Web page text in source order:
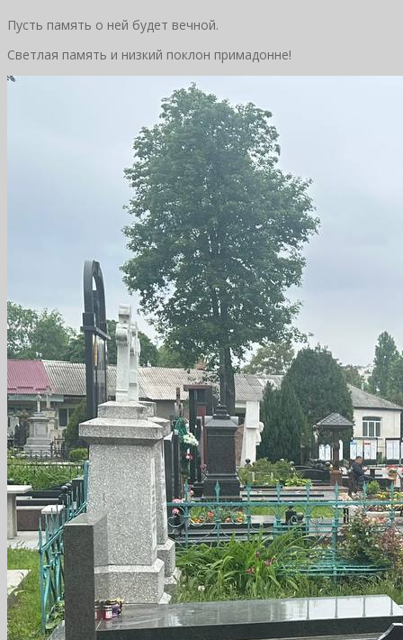
Пусть память о ней будет вечной.
Светлая память и низкий поклон примадонне!